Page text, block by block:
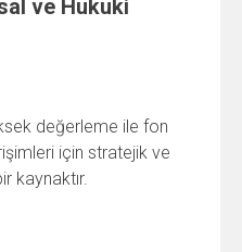
ve Hukuki
değerleme ile fon
için stratejik ve
kaynaktır.